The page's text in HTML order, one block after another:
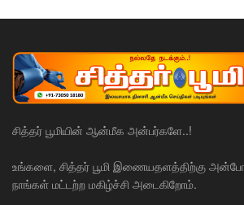
சித்தர் பூமியின் ஆன்மீக அன்பர்களே..!
உங்களை, சித்தர் பூமி இணையதளத்திற்கு
நாங்கள் மட்டற்ற மகிழ்ச்சி அடைகிறோம்.